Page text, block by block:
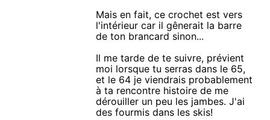
Mais en fait, ce crochet est vers
l'intérieur car il gênerait la barre
de ton brancard sinon...
Il me tarde de te suivre, prévient
moi lorsque tu serras dans le 65,
et le 64 je viendrais probablement
à ta rencontre histoire de me
dérouiller un peu les jambes. J'ai
des fourmis dans les skis!